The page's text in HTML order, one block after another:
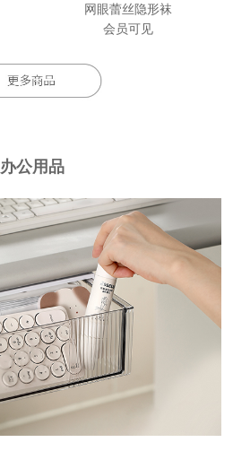
网眼蕾丝隐形袜
会员可见
办公用品